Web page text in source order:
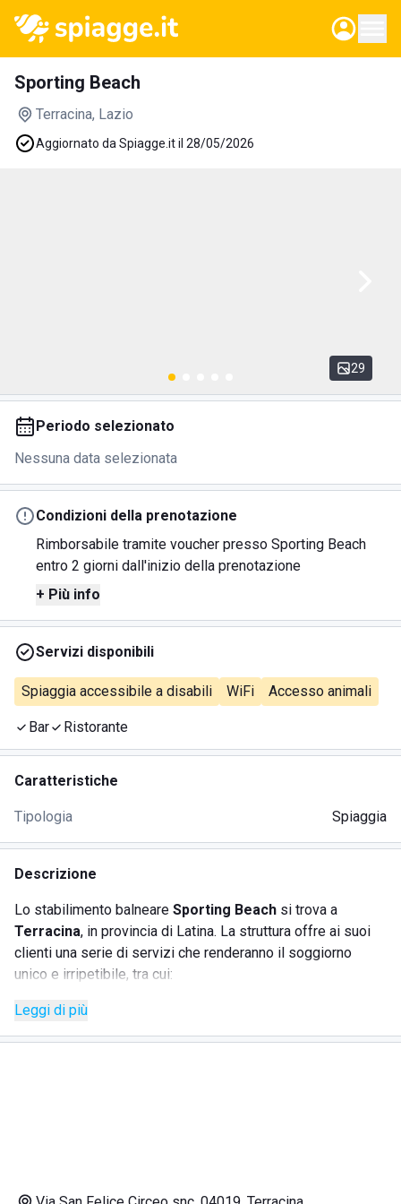
Sporting Beach
Terracina, Lazio
Aggiornato da Spiagge.it il 28/05/2026
29
Periodo selezionato
Nessuna data selezionata
Condizioni della prenotazione
Rimborsabile tramite voucher presso Sporting Beach
entro 2 giorni dall'inizio della prenotazione
+ Più info
Servizi disponibili
Spiaggia accessibile a disabili WiFi Accesso animali
Bar Ristorante
Caratteristiche
Tipologia Spiaggia
Descrizione
Lo stabilimento balneare Sporting Beach si trova a
Terracina, in provincia di Latina. La struttura offre ai suoi
clienti una serie di servizi che renderanno il soggiorno
unico e irripetibile, tra cui:
SERVIZI
Leggi di più